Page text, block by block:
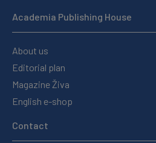
Academia Publishing House
About us
Editorial plan
Magazine Živa
English e-shop
Contact